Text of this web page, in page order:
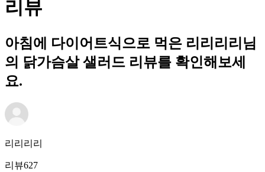
리뷰
아침에 다이어트식으로 먹은 리리리리님
의 닭가슴살 샐러드 리뷰를 확인해보세
요.
리리리리
리뷰627